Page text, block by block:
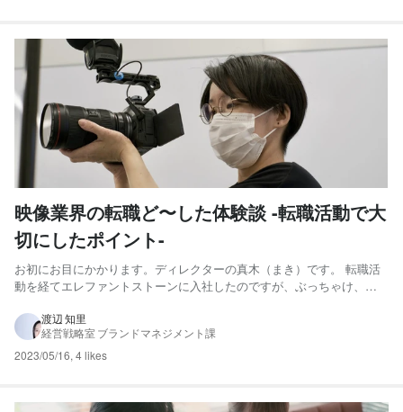
映像業界の転職ど〜した体験談 -転職活動で大
切にしたポイント-
お初にお目にかかります。ディレクターの真木（まき）です。 転職活
動を経てエレファントストーンに入社したのですが、ぶっちゃけ、制
ャリアアップ」という場合も多々ありますから、やる気に満ち満ちて
いる方も多いと思います。 その反面、今のスキルで通用するのか、...
渡辺 知里
経営戦略室 ブランドマネジメント課
2023/05/16, 4 likes